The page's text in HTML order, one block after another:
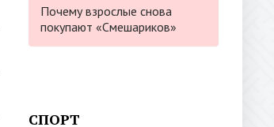
Почему взрослые снова
покупают «Смешариков»
СПОРТ